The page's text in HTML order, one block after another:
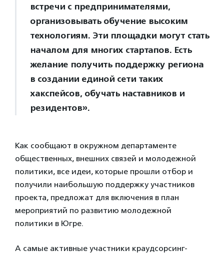
встречи с предпринимателями,
организовывать обучение высоким
технологиям. Эти площадки могут стать
началом для многих стартапов. Есть
желание получить поддержку региона
в создании единой сети таких
хакспейсов, обучать наставников и
резидентов».
Как сообщают в окружном департаменте
общественных, внешних связей и молодежной
политики, все идеи, которые прошли отбор и
получили наибольшую поддержку участников
проекта, предложат для включения в план
мероприятий по развитию молодежной
политики в Югре.
А самые активные участники краудсорсинг-